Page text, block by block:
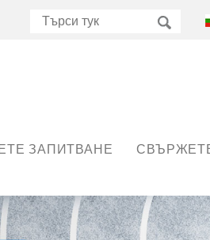
ЗАПИТВАНЕ